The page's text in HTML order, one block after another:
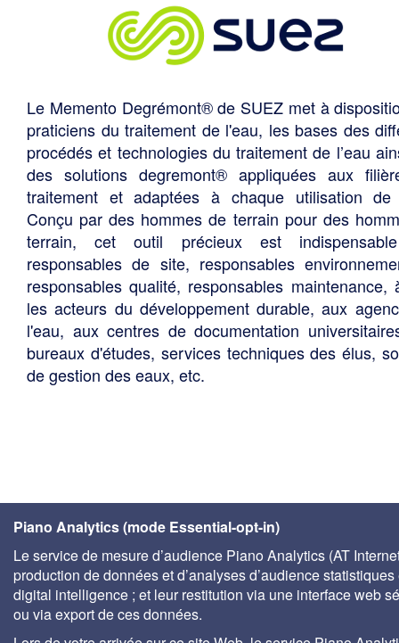
Le Memento Degrémont® de SUEZ met à
praticiens du traitement de l'eau, les bases des
procédés et technologies du traitement de l’eau
des solutions degremont® appliquées aux
traitement et adaptées à chaque utilisation de
Conçu par des hommes de terrain pour des
terrain, cet outil précieux est
responsables de site, responsables
responsables qualité, responsables maintenance,
les acteurs du développement durable, aux
l'eau, aux centres de documentation
bureaux d'études, services techniques des élus,
de gestion des eaux, etc.
Piano Analytics (mode Essential-opt-in)
Le service de mesure d’audience Piano Analytics (AT
production de données et d’analyses d’audience statistiques
digital intelligence ; et leur restitution via une interface web
ou via export de ces données.